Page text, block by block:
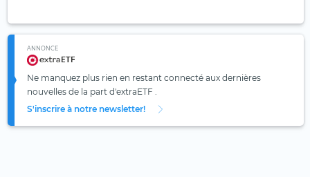
ANNONCE
Ne manquez plus rien en restant connecté aux dernières
nouvelles de la part d'extraETF .
S'inscrire à notre newsletter!